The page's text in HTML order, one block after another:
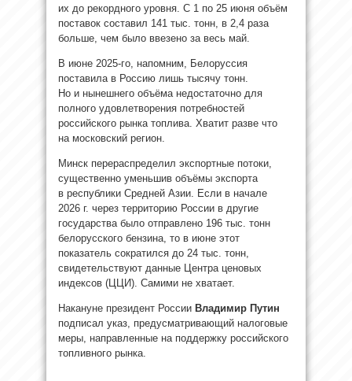
их до рекордного уровня. С 1 по 25 июня объём
поставок составил 141 тыс. тонн, в 2,4 раза
больше, чем было ввезено за весь май.
В июне 2025-го, напомним, Белоруссия
поставила в Россию лишь тысячу тонн.
Но и нынешнего объёма недостаточно для
полного удовлетворения потребностей
российского рынка топлива. Хватит разве что
на московский регион.
Минск перераспределил экспортные потоки,
существенно уменьшив объёмы экспорта
в республики Средней Азии. Если в начале
2026 г. через территорию России в другие
государства было отправлено 196 тыс. тонн
белорусского бензина, то в июне этот
показатель сократился до 24 тыс. тонн,
свидетельствуют данные Центра ценовых
индексов (ЦЦИ). Самими не хватает.
Накануне президент России Владимир Путин
подписал указ, предусматривающий налоговые
меры, направленные на поддержку российского
топливного рынка.